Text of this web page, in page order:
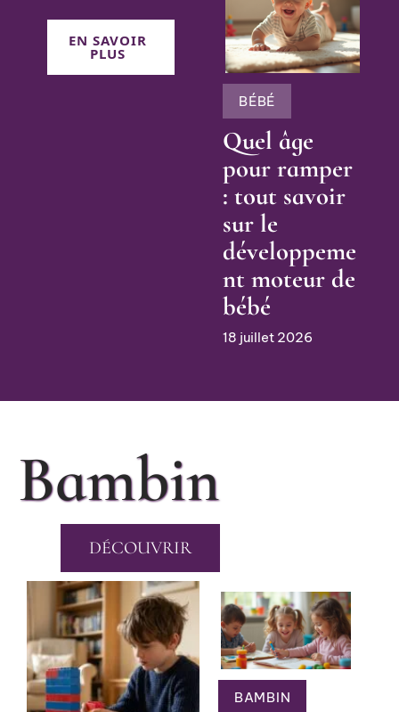
EN SAVOIR
PLUS
BÉBÉ
Quel âge
pour ramper
: tout savoir
sur le
développeme
nt moteur de
bébé
18 juillet 2026
Bambin
DÉCOUVRIR
BAMBIN